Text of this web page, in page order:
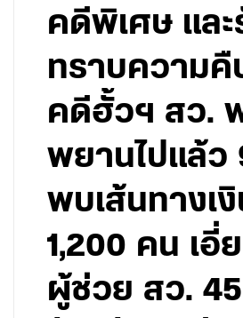
คดีพิเศษ และ
ทราบความคื
คดีฮั้วฯ สว.
พยานไปแล้ว
พบเส้นทางเงิ
1,200 คน เอี่
ผู้ช่วย สว. 45